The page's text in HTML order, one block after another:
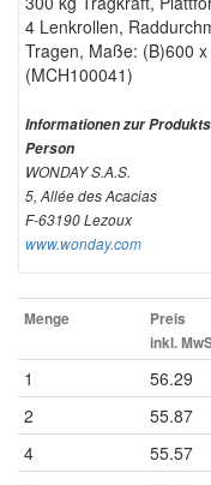
4 Lenkrollen,
Tragen, Maße: (B)600
(MCH100041)
Informationen zur
Person
WONDAY S.A.S.
5, Allée des Acacias
F-63190 Lezoux
www.wonday.com
Menge
Preis
inkl.
1 56.29
2 55.87
4 55.57